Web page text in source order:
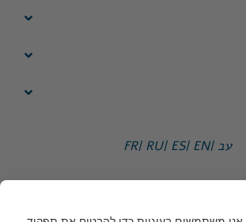
עב |EN |
ES |
RU |
FR